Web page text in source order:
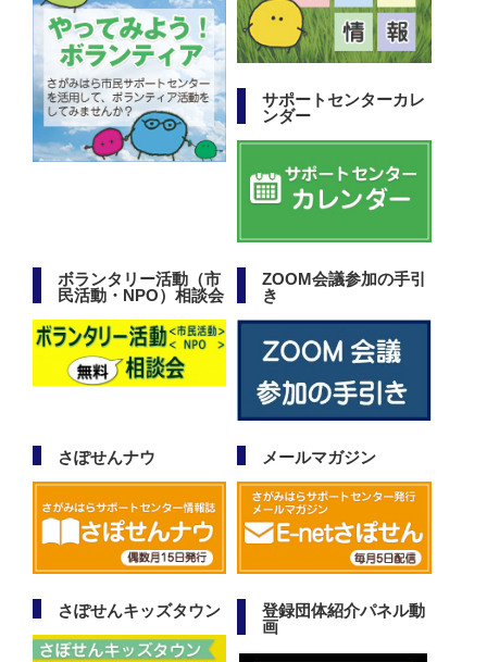
サポートセンターカレ
ンダー
ボランタリー活動（市
民活動・NPO）相談会
ZOOM会議参加の手引
き
さぽせんナウ メールマガジン
さぽせんキッズタウン
登録団体紹介パネル動
画